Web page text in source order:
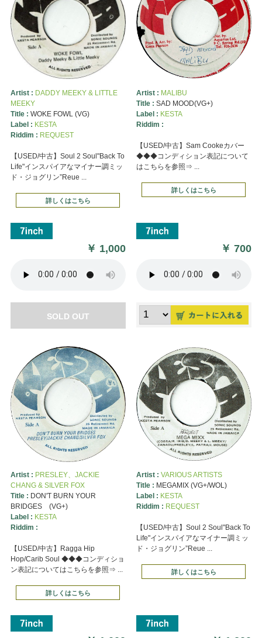
Artist : DADDY MEEKY & LITTLE
MEEKY
Title : WOKE FOWL (VG)
Label : KESTA
Riddim : REQUEST
【USED/中古】Soul 2 Soul"Back To
Life"インスパイアなマイナー調ミッ
ド・ジョグリン”Reue ...
詳しくはこちら
￥ 1,000
SOLD OUT
Artist : MALIBU
Title : SAD MOOD(VG+)
Label : KESTA
Riddim :
【USED/中古】Sam Cookeカバー
◆◆◆コンディション表記について
はこちらを参照⇒ ...
詳しくはこちら
￥700
Artist : PRESLEY、JACKIE
CHANG & SILVER FOX
Title : DON'T BURN YOUR
BRIDGES (VG+)
Label : KESTA
Riddim :
【USED/中古】Ragga Hip
Hop/Carib Soul ◆◆◆コンディショ
ン表記についてはこちらを参照⇒ ...
詳しくはこちら
Artist : VARIOUS ARTISTS
Title : MEGAMIX (VG+/WOL)
Label : KESTA
Riddim : REQUEST
【USED/中古】Soul 2 Soul"Back To
Life"インスパイアなマイナー調ミッ
ド・ジョグリン”Reue ...
詳しくはこちら